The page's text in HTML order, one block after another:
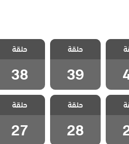
حلم
40
مسلسل حلم
اشرف الحلقة 39
حلقة
39
مسلسل حلم
اشرف الحلقة 38
حلقة
38
حلم
29
مسلسل حلم
اشرف الحلقة 28
حلقة
28
مسلسل حلم
اشرف الحلقة 27
حلقة
27